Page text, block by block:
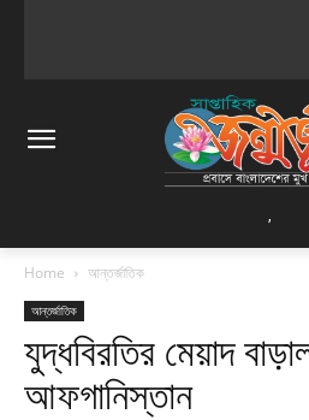
Home আন্তর্জাতিক
আন্তর্জাতিক
যুদ্ধবিরতির মেয়াদ
আফগানিস্তান